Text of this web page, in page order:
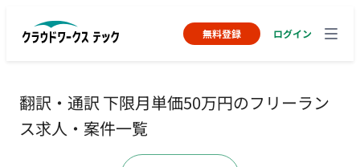
無料登録 ログイン
翻訳・通訳 下限月単価50万円のフリーラン
ス求人・案件一覧